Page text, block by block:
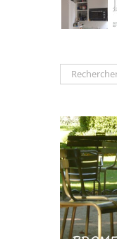
Rechercher: